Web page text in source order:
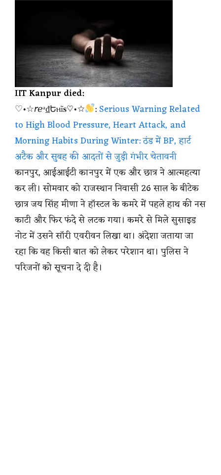
IIT Kanpur died:
♡•☆𝘳ℯᵃ₫Եⲏĩ𝐬♡•☆
:Serious Warning Related
to High Blood Pressure, Heart Attack, and
Morning Habits During Winter: ठंड में BP, हार्ट
अटैक और सुबह की आदतों से जुड़ी गंभीर चेतावनी
कानपुर, आईआईटी कानपुर में एक और छात्र ने आत्महत्या
कर ली। सोमवार को राजस्थान निवासी 26 साल के बीटेक
छात्र जय सिंह मीणा ने हॉस्टल के कमरे में पहले हाथ की नस
काटी और फिर फंदे से लटक गया। कमरे से मिले सुसाइड
नोट में उसने सॉरी एवरीवन लिखा था। अंदेशा जताया जा
रहा कि वह किसी बात को लेकर परेशान था। पुलिस ने
परिजनों को सूचना दे दी है।